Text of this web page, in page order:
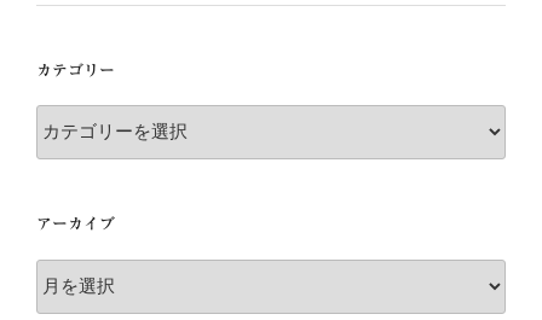
カテゴリー
テ
ー
アーカイブ
ー